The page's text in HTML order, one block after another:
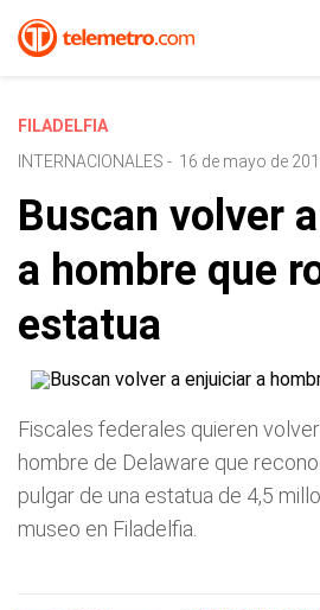
FILADELFIA
INTERNACIONALES - 16 de mayo de
Buscan volver
a hombre que
estatua
Fiscales federales quieren volver
hombre de Delaware que
pulgar de una estatua de 4,5
museo en Filadelfia.